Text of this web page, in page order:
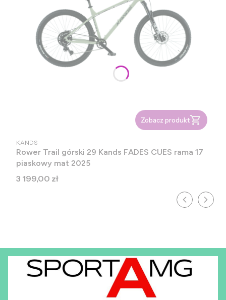
Zobacz produkt
PRODUCENT
KANDS
Rower Trail górski 29 Kands FADES CUES rama 17
piaskowy mat 2025
Cena
3 199,00 zł